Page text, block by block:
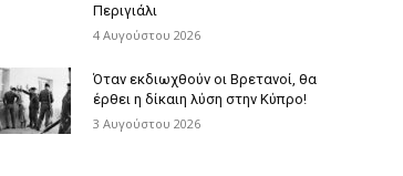
Περιγιάλι
4 Αυγούστου 2026
Όταν εκδιωχθούν οι Βρετανοί, θα
έρθει η δίκαιη λύση στην Κύπρο!
3 Αυγούστου 2026